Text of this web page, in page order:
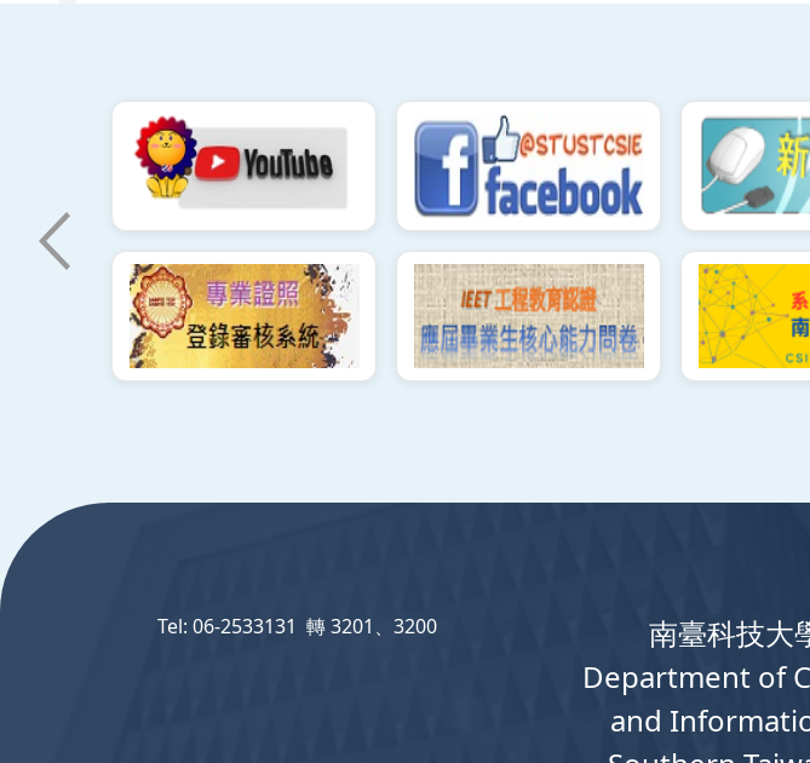
南臺科技大
Department of
and
Tel: 06-2533131 轉 3201、3200